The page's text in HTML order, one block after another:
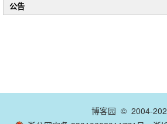
公告
博客园 © 2004-